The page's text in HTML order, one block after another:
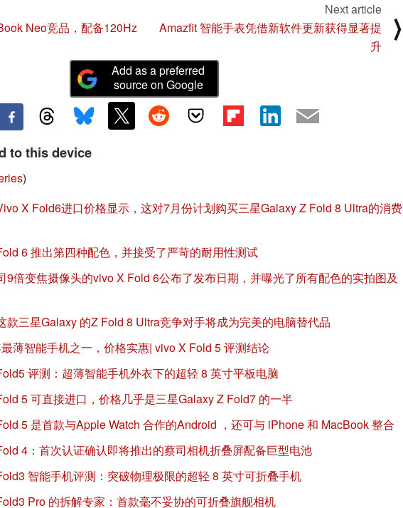
Neo竞品，配备120Hz
Next article
Amazfit 智能手表凭借新软件更新获得显著提
升
⟩
Add as a preferred
source on Google
to this device
)
X Fold6进口价格显示，这对7月份计划购买三星Galaxy Z Fold 8 Ultra的消费
6 推出第四种配色，并接受了严苛的耐用性测试
9倍变焦摄像头的vivo X Fold 6公布了发布日期，并曝光了所有配色的实拍图及
款三星Galaxy 的Z Fold 8 Ultra竞争对手将成为完美的电脑替代品
薄智能手机之一，价格实惠| vivo X Fold 5 评测结论
评测：超薄智能手机外衣下的超轻 8 英寸平板电脑
5 可直接进口，价格几乎是三星Galaxy Z Fold7 的一半
5 是首款与Apple Watch 合作的Android ，还可与 iPhone 和 MacBook 整合
4：首次认证确认即将推出的蔡司相机折叠屏配备巨型电池
智能手机评测：突破物理极限的超轻 8 英寸可折叠手机
Pro 的拆解专家：首款毫不妥协的可折叠旗舰相机